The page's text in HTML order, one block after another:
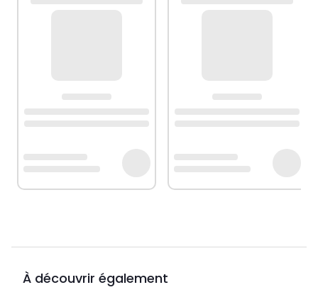
À découvrir également